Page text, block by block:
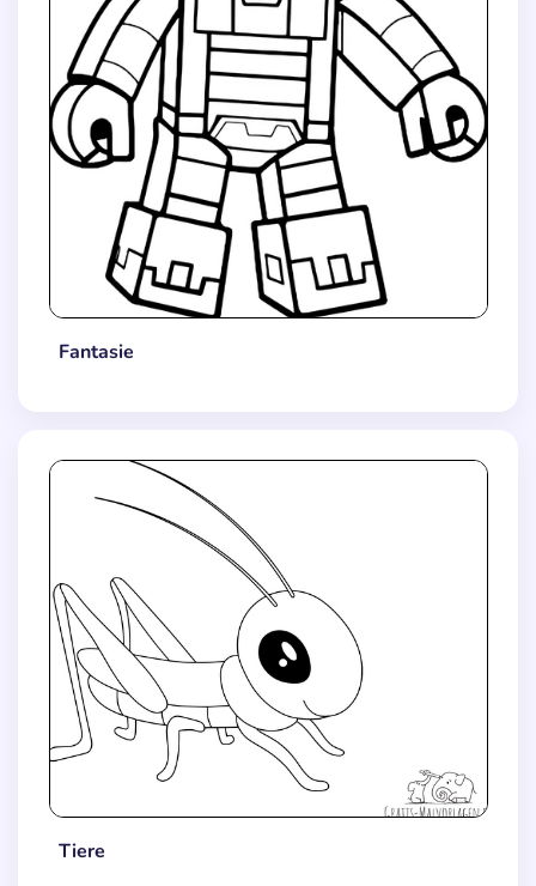
Fantasie
Tiere